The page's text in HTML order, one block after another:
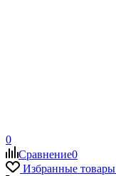
0
Сравнение0
Избранные товары